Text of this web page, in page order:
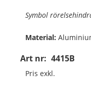
Art nr: 4415B
Symbol
Material:
Mått:310x310mm
Pris exkl.